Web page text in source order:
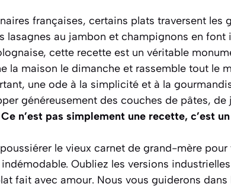
françaises, certains plats traversent les
lasagnes au jambon et champignons en
cette recette est un véritable
la maison le dimanche et rassemble tout le
une ode à la simplicité et à la
généreusement des couches de pâtes, de
Ce n’est pas simplement une recette, c’est
le vieux carnet de grand-mère
Oubliez les versions
fait avec amour. Nous vous guiderons dans